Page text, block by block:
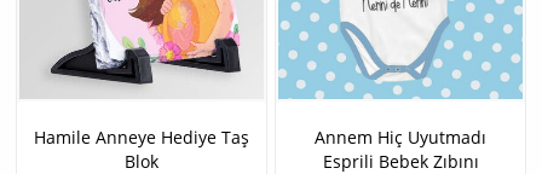
Hamile Anneye Hediye Taş
Blok
Annem Hiç Uyutmadı
Esprili Bebek Zıbını